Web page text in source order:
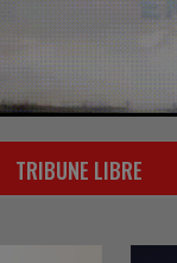
TRIBUNE LIBRE